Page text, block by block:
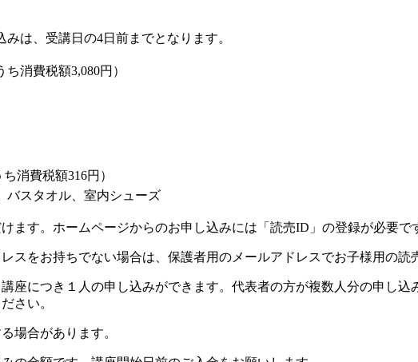
は、受講日の4日前までとなります。
ち消費税額3,080円）
消費税額316円）
バスタオル、室内シューズ
ます。ホームページからのお申し込みには「読売ID」の登録が必要で
スをお持ちでない場合は、保護者用のメールアドレスでお子様用の読
座につき１人の申し込みができます。代表者の方が複数人分の申し
さい。
場合があります。